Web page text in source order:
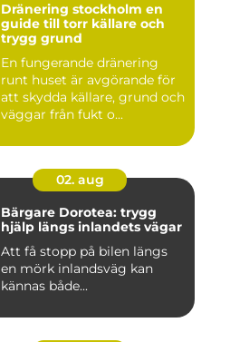
Dränering stockholm en
guide till torr källare och
trygg grund
En fungerande dränering
runt huset är avgörande för
att skydda källare, grund och
väggar från fukt o...
02. aug
Bärgare Dorotea: trygg
hjälp längs inlandets vägar
Att få stopp på bilen längs
en mörk inlandsväg kan
kännas både...